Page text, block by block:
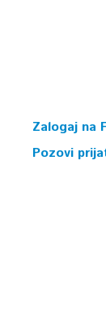
Zalogaj na
Pozovi